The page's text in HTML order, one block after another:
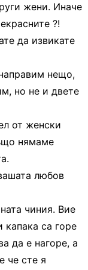
жени. Иначе
?!
да извикате
нещо,
но не и двете
от женски
нямаме
любов
чиния. Вие
са горе
да е нагоре, а
че сте я